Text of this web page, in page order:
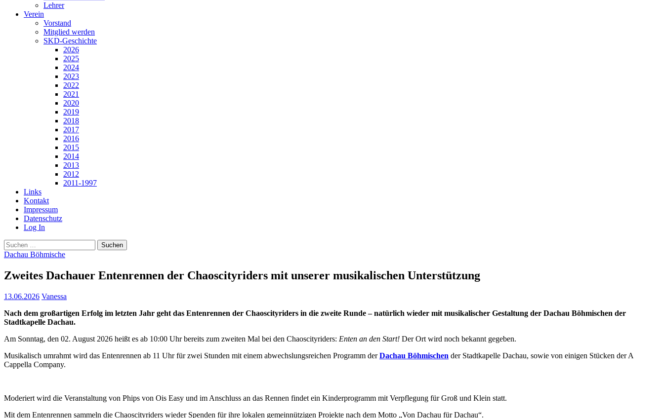
Lehrer
Verein
Vorstand
Mitglied werden
SKD-Geschichte
2026
2025
2024
2023
2022
2021
2020
2019
2018
2017
2016
2015
2014
2013
2012
2011-1997
Links
Kontakt
Impressum
Datenschutz
Log In
Suchen
nach:
Dachau Böhmische
Zweites Dachauer Entenrennen der Chaoscityriders mit unserer musikalischen Unterstützung
13.06.2026 Vanessa
Nach dem großartigen Erfolg im letzten Jahr geht das Entenrennen der Chaoscityriders in die zweite Runde – natürlich wieder mit musikalischer Gestaltung der Dachau Böhmischen der
Stadtkapelle Dachau.
Am Sonntag, den 02. August 2026 heißt es ab 10:00 Uhr bereits zum zweiten Mal bei den Chaoscityriders: Enten an den Start! Der Ort wird noch bekannt gegeben.
Musikalisch umrahmt wird das Entenrennen ab 11 Uhr für zwei Stunden mit einem abwechslungsreichen Programm derDachau Böhmischen der Stadtkapelle Dachau, sowie von einigen Stücken der A
Cappella Company.
Moderiert wird die Veranstaltung von Phips von Ois Easy und im Anschluss an das Rennen findet ein Kinderprogramm mit Verpflegung für Groß und Klein statt.
Mit dem Entenrennen sammeln die Chaoscityriders wieder Spenden für ihre lokalen gemeinnützigen Projekte nach dem Motto „Von Dachau für Dachau“.